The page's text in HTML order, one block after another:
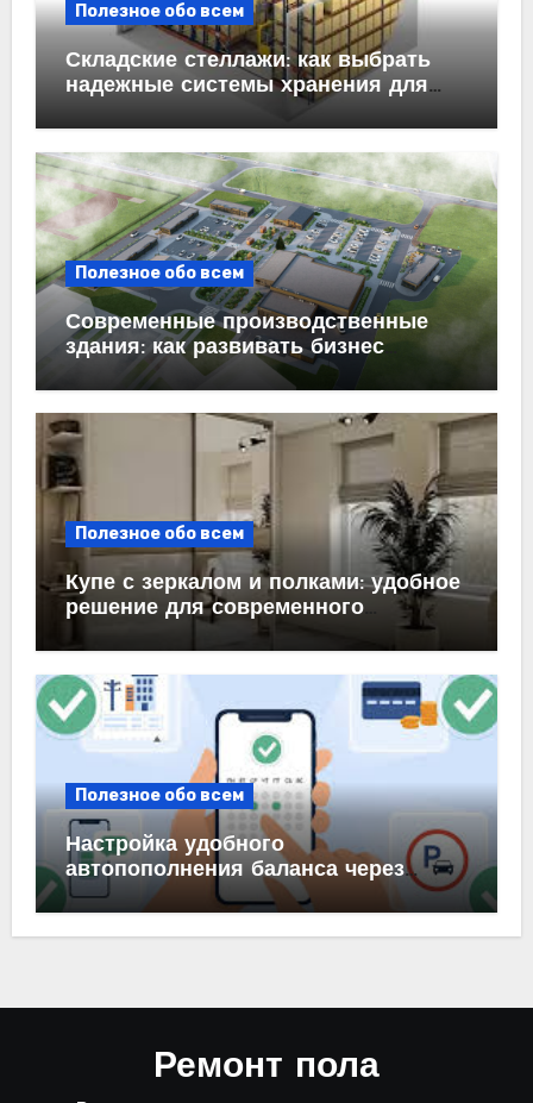
Полезное обо всем
Складские стеллажи: как выбрать
надежные системы хранения для
Полезное обо всем
Современные производственные
здания: как развивать бизнес
эффективно
Полезное обо всем
Купе с зеркалом и полками: удобное
решение для современного
Полезное обо всем
Настройка удобного
автопополнения баланса через
автоплатеж на карте и в банке
Ремонт пола